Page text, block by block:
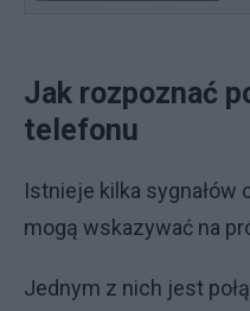
Jak rozpoznać
telefonu
Istnieje kilka
mogą wskazywać na
Jednym z nich jest